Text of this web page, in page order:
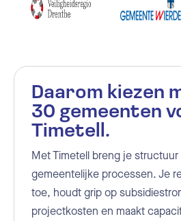
Daarom kiezen
30 gemeenten
Timetell.
Met Timetell breng je
gemeentelijke processen. Je
toe, houdt grip op
projectkosten en maakt